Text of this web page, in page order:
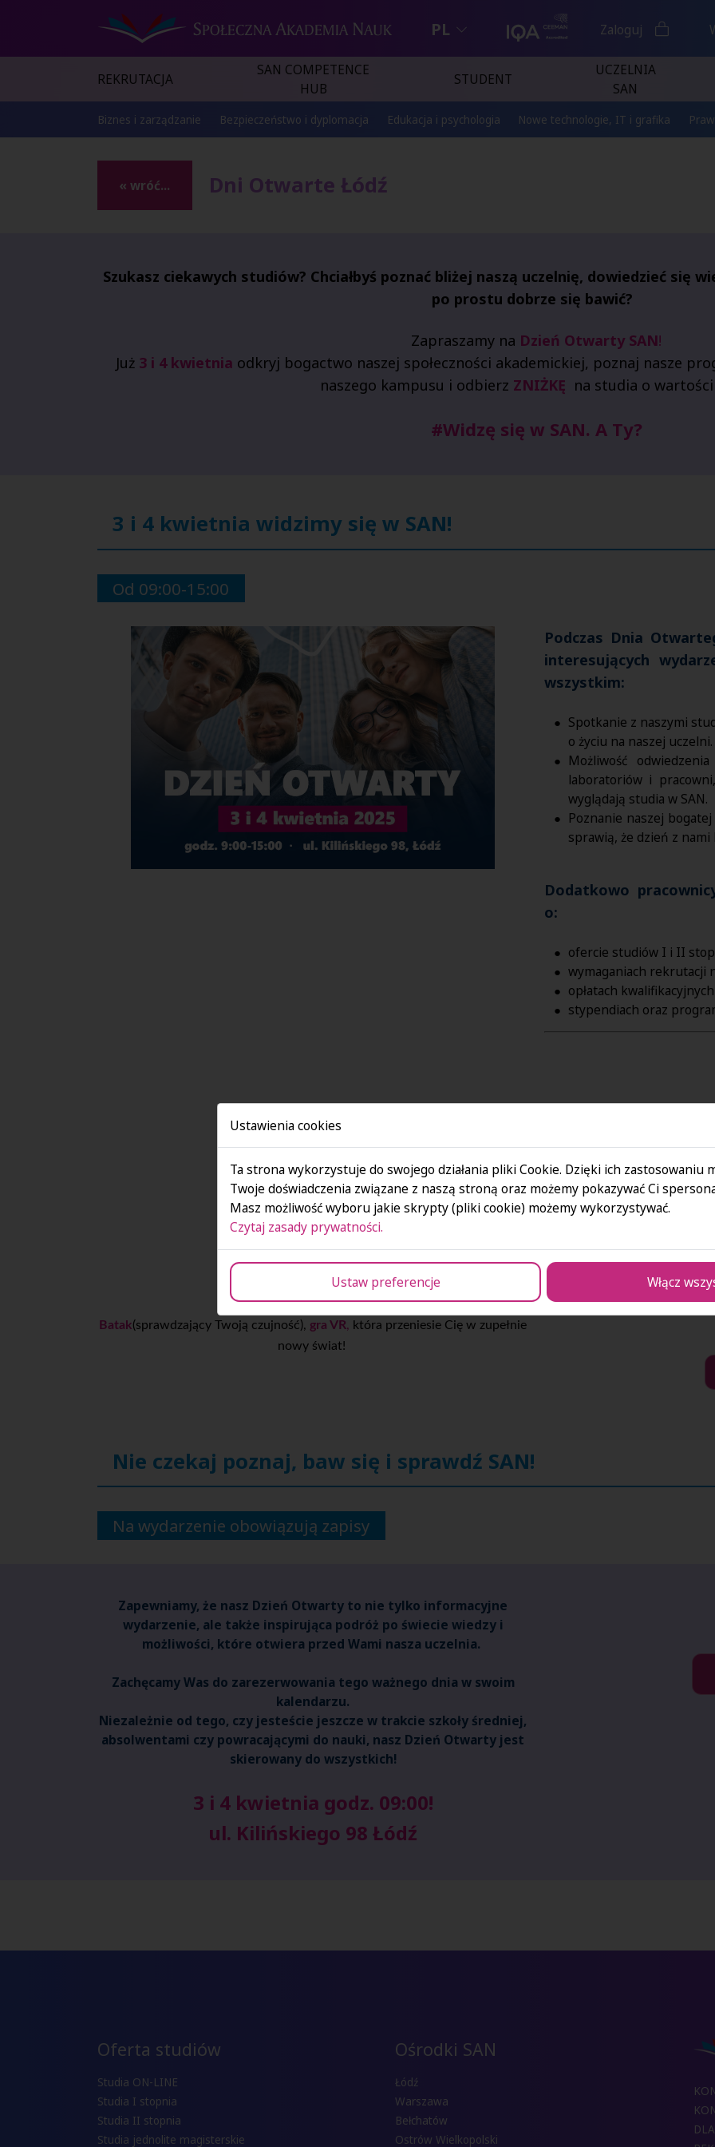
PL Zaloguj
REKRUTACJA
SAN COMPETENCE
HUB
STUDENT
UCZELNIA
SAN
Biznes i zarządzanie Bezpieczeństwo i dyplomacja Edukacja i psychologia Nowe technologie, IT i grafika
« wróć... Dni Otwarte Łódź
Szukasz ciekawych studiów? Chciałbyś poznać bliżej naszą uczelnię, dowiedzieć się
po prostu dobrze się bawić?
Zapraszamy na Dzień Otwarty SAN!
Już 3 i 4 kwietnia odkryj bogactwo naszej społeczności akademickiej, poznaj nasze
naszego kampusu i odbierz ZNIŻKĘ na studia o wartości
#Widzę się w SAN. A Ty?
3 i 4 kwietnia widzimy się w SAN!
Od 09:00-15:00
Podczas Dnia
interesujących
wszystkim:
Spotkanie z naszymi
o życiu na naszej uczelni.
Możliwość
laboratoriów i
wyglądają studia w SAN.
Poznanie naszej
sprawią, że dzień z
Dodatkowo
o:
ofercie studiów I i II
wymaganiach rekrutacji
opłatach
stypendiach oraz
Gry zręcznościowe
Batak(sprawdzający Twoją czujność), gra VR, która przeniesie Cię w zupełnie
nowy świat!
Kurs
Nie czekaj poznaj, baw się i sprawdź SAN!
Na wydarzenie obowiązują zapisy
Zapewniamy, że nasz Dzień Otwarty to nie tylko informacyjne
wydarzenie, ale także inspirująca podróż po świecie wiedzy i
możliwości, które otwiera przed Wami nasza uczelnia.
Zachęcamy Was do zarezerwowania tego ważnego dnia w swoim
kalendarzu.
Niezależnie od tego, czy jesteście jeszcze w trakcie szkoły średniej,
absolwentami czy powracającymi do nauki, nasz Dzień Otwarty jest
skierowany do wszystkich!
3 i 4 kwietnia godz. 09:00!
ul. Kilińskiego 98 Łódź
Oferta studiów
Studia ON-LINE
Studia I stopnia
Studia II stopnia
Studia jednolite magisterskie
Ośrodki SAN
Łódź
Warszawa
Bełchatów
Ostrów Wielkopolski
Ustawienia cookies
Ta strona wykorzystuje do swojego działania pliki Cookie. Dzięki ich zastosowaniu
Twoje doświadczenia związane z naszą stroną oraz możemy pokazywać Ci
Masz możliwość wyboru jakie skrypty (pliki cookie) możemy wykorzystywać.
Czytaj zasady prywatności.
Ustaw preferencje Włącz